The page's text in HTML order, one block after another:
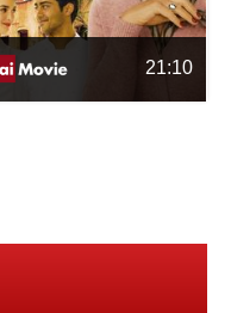
21:10